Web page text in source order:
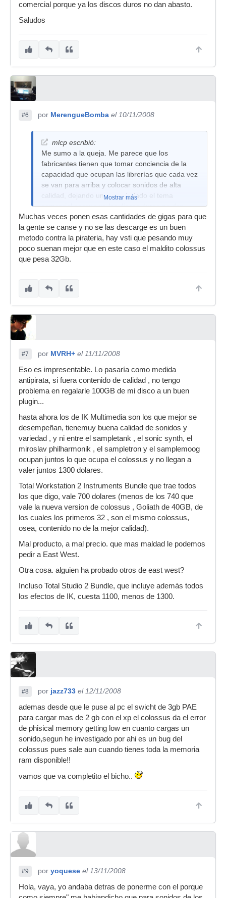
comercial porque ya los discos duros no dan abasto.
Saludos
#6 por MerengueBomba el 10/11/2008
mlcp escribió:
Me sumo a la queja. Me parece que los
fabricantes tienen que tomar conciencia de la
capacidad que ocupan las librerías que cada vez
se van para arriba y colocar sonidos de alta
calidad, dejando un poco de lado el tema
comercial porque ya los discos duros no dan
abasto.
Saludos
Mostrar más
Muchas veces ponen esas cantidades de gigas para que
la gente se canse y no se las descarge es un buen
metodo contra la pirateria, hay vsti que pesando muy
poco suenan mejor que en este caso el maldito colossus
que pesa 32Gb.
#7 por MVRH+ el 11/11/2008
Eso es impresentable. Lo pasaría como medida
antipirata, si fuera contenido de calidad , no tengo
problema en regalarle 100GB de mi disco a un buen
plugin...
hasta ahora los de IK Multimedia son los que mejor se
desempeñan, tienemuy buena calidad de sonidos y
variedad , y ni entre el sampletank , el sonic synth, el
miroslav philharmonik , el sampletron y el samplemoog
ocupan juntos lo que ocupa el colossus y no llegan a
valer juntos 1300 dolares.
Total Workstation 2 Instruments Bundle que trae todos
los que digo, vale 700 dolares (menos de los 740 que
vale la nueva version de colossus , Goliath de 40GB, de
los cuales los primeros 32 , son el mismo colossus,
osea, contenido no de la mejor calidad).
Mal producto, a mal precio. que mas maldad le podemos
pedir a East West.
Otra cosa. alguien ha probado otros de east west?
Incluso Total Studio 2 Bundle, que incluye además todos
los efectos de IK, cuesta 1100, menos de 1300.
#8 por jazz733 el 12/11/2008
ademas desde que le puse al pc el swicht de 3gb PAE
para cargar mas de 2 gb con el xp el colossus da el error
de phisical memory getting low en cuanto cargas un
sonido,segun he investigado por ahi es un bug del
colossus pues sale aun cuando tienes toda la memoria
ram disponible!!
vamos que va completito el bicho..
#9 por yoquese el 13/11/2008
Hola, vaya, yo andaba detras de ponerme con el porque